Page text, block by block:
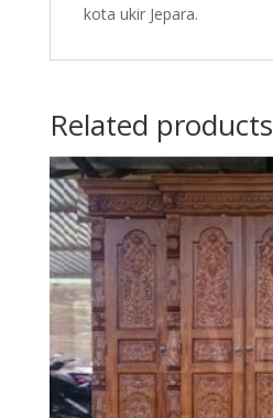
kota ukir Jepara.
Related products